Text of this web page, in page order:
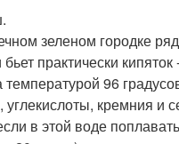
зеленом городке
практически
температурой 96
углекислоты, кремния и
в этой воде